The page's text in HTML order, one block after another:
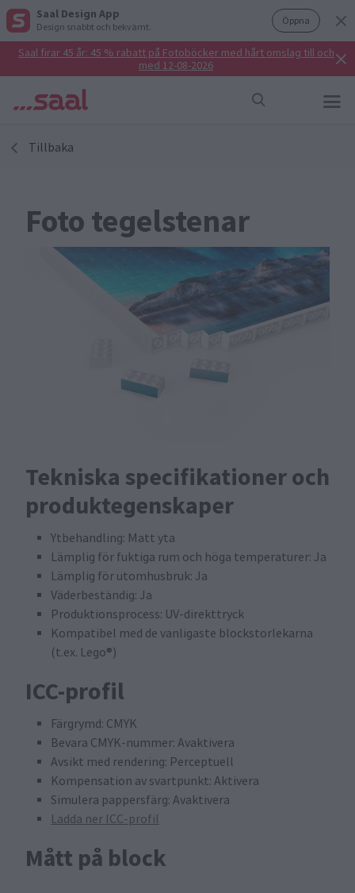
Saal Design App
Design snabbt och bekvämt. Öppna
Saal firar 45 år: 45 % rabatt på Fotoböcker med hårt omslag till och
med 12-08-2026
Tillbaka
Foto tegelstenar
Tekniska specifikationer och
produktegenskaper
Ytbehandling: Matt yta
Lämplig för fuktiga rum och höga temperaturer: Ja
Lämplig för utomhusbruk: Ja
Väderbeständig: Ja
Produktionsprocess: UV-direkttryck
Kompatibel med de vanligaste blockstorlekarna
(t.ex. Lego®)
ICC-profil
Färgrymd: CMYK
Bevara CMYK-nummer: Avaktivera
Avsikt med rendering: Perceptuell
Kompensation av svartpunkt: Aktivera
Simulera pappersfärg: Avaktivera
Ladda ner ICC-profil
Mått på block